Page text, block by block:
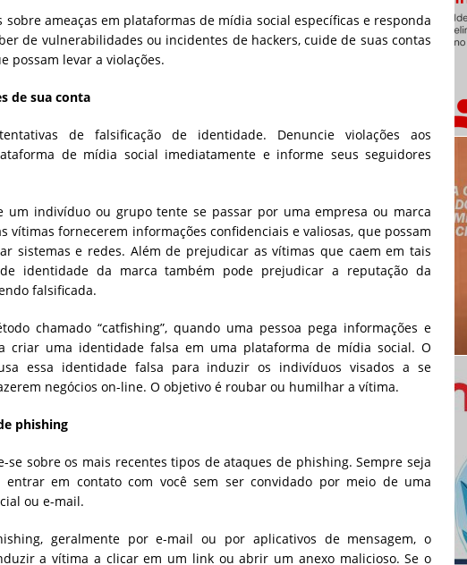
sobre ameaças em plataformas de mídia social específicas e responda
de vulnerabilidades ou incidentes de hackers, cuide de suas contas
possam levar a violações.
de sua conta
de falsificação de identidade. Denuncie violações aos
de mídia social imediatamente e informe seus seguidores
um indivíduo ou grupo tente se passar por uma empresa ou marca
vítimas fornecerem informações confidenciais e valiosas, que possam
sistemas e redes. Além de prejudicar as vítimas que caem em tais
identidade da marca também pode prejudicar a reputação da
falsificada.
chamado “catfishing”, quando uma pessoa pega informações e
criar uma identidade falsa em uma plataforma de mídia social. O
essa identidade falsa para induzir os indivíduos visados ​​a se
negócios on-line. O objetivo é roubar ou humilhar a vítima.
phishing
se sobre os mais recentes tipos de ataques de phishing. Sempre seja
entrar em contato com você sem ser convidado por meio de uma
ou e-mail.
geralmente por e-mail ou por aplicativos de mensagem, o
a vítima a clicar em um link ou abrir um anexo malicioso. Se o